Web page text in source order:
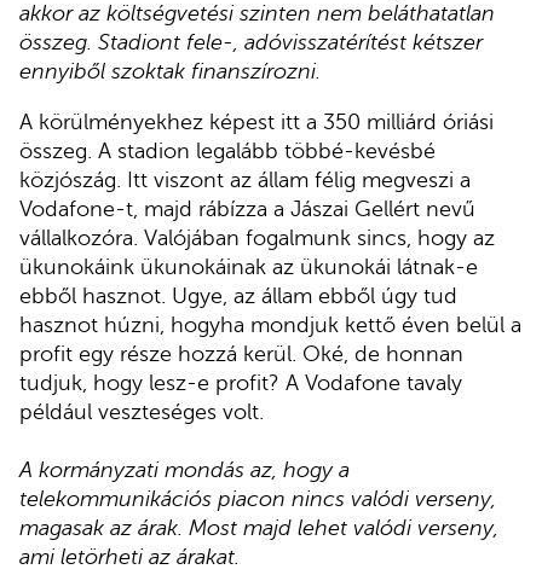
akkor az költségvetési szinten nem beláthatatlan
összeg. Stadiont fele-, adóvisszatérítést kétszer
ennyiből szoktak finanszírozni.
A körülményekhez képest itt a 350 milliárd óriási
összeg. A stadion legalább többé-kevésbé
közjószág. Itt viszont az állam félig megveszi a
Vodafone-t, majd rábízza a Jászai Gellért nevű
vállalkozóra. Valójában fogalmunk sincs, hogy az
ükunokáink ükunokáinak az ükunokái látnak-e
ebből hasznot. Ugye, az állam ebből úgy tud
hasznot húzni, hogyha mondjuk kettő éven belül a
profit egy része hozzá kerül. Oké, de honnan
tudjuk, hogy lesz-e profit? A Vodafone tavaly
például veszteséges volt.
A kormányzati mondás az, hogy a
telekommunikációs piacon nincs valódi verseny,
magasak az árak. Most majd lehet valódi verseny,
ami letörheti az árakat.